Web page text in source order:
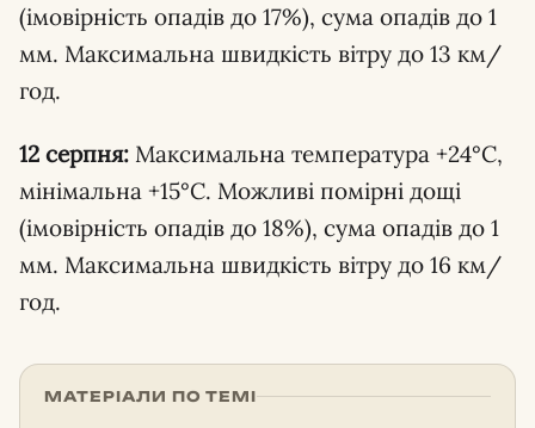
(імовірність опадів до 17%), сума опадів до 1
мм. Максимальна швидкість вітру до 13 км/
год.
12 серпня: Максимальна температура +24°С,
мінімальна +15°С. Можливі помірні дощі
(імовірність опадів до 18%), сума опадів до 1
мм. Максимальна швидкість вітру до 16 км/
год.
МАТЕРІАЛИ ПО ТЕМІ